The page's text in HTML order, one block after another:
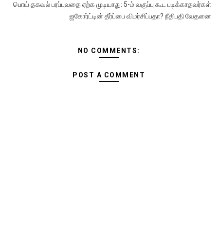
பொய் தகவல் பரப்புவதை ஏற்க முடியாது: 5-ம் வகுப்பு கூட படிக்காதவர்கள்
ஐகோர்ட்டின் தீர்ப்பை விமர்சிப்பதா? நீதிபதி வேதனை
NO COMMENTS:
POST A COMMENT